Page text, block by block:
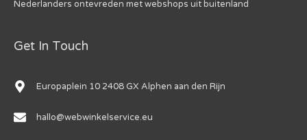
Nederlanders ontevreden met webshops uit buitenland
Get In Touch
Europaplein 10 2408 GX Alphen aan den Rijn
hallo@webwinkelservice.eu